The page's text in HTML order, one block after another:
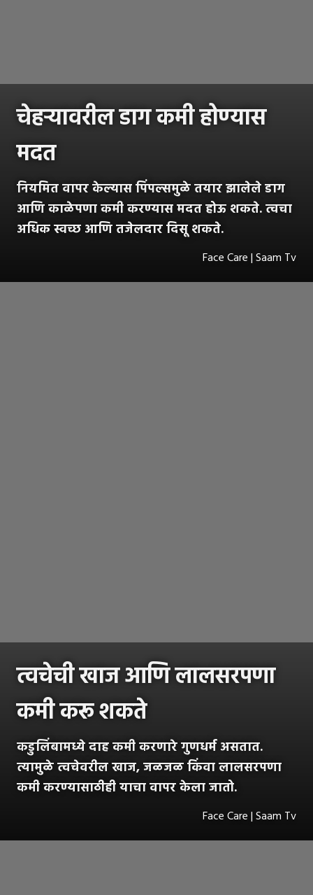
चेहऱ्यावरील डाग कमी होण्यास
मदत
नियमित वापर केल्यास पिंपल्समुळे तयार झालेले डाग
आणि काळेपणा कमी करण्यास मदत होऊ शकते. त्वचा
अधिक स्वच्छ आणि तजेलदार दिसू शकते.
Face Care | Saam Tv
त्वचेची खाज आणि लालसरपणा
कमी करू शकते
कडुलिंबामध्ये दाह कमी करणारे गुणधर्म असतात.
त्यामुळे त्वचेवरील खाज, जळजळ किंवा लालसरपणा
कमी करण्यासाठीही याचा वापर केला जातो.
Face Care | Saam Tv